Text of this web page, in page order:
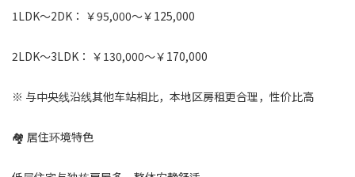
1LDK〜2DK： ￥95,000〜￥125,000
2LDK〜3LDK： ￥130,000〜￥170,000
※ 与中央线沿线其他车站相比，本地区房租更合理，性价比高
🏘 居住环境特色